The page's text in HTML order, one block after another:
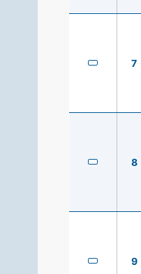
7
8
9